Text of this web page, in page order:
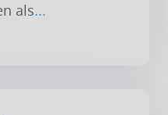
als...